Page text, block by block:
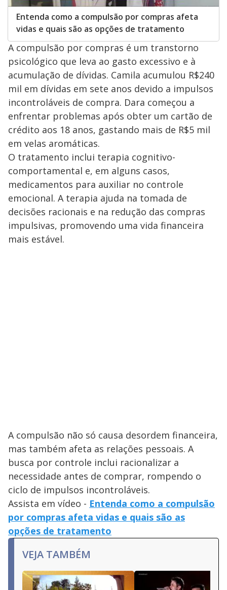
Entenda como a compulsão por compras afeta
vidas e quais são as opções de tratamento
A compulsão por compras é um transtorno
psicológico que leva ao gasto excessivo e à
acumulação de dívidas. Camila acumulou R$240
mil em dívidas em sete anos devido a impulsos
incontroláveis de compra. Dara começou a
enfrentar problemas após obter um cartão de
crédito aos 18 anos, gastando mais de R$5 mil
em velas aromáticas.
O tratamento inclui terapia cognitivo-
comportamental e, em alguns casos,
medicamentos para auxiliar no controle
emocional. A terapia ajuda na tomada de
decisões racionais e na redução das compras
impulsivas, promovendo uma vida financeira
mais estável.
A compulsão não só causa desordem financeira,
mas também afeta as relações pessoais. A
busca por controle inclui racionalizar a
necessidade antes de comprar, rompendo o
ciclo de impulsos incontroláveis.
Assista em vídeo - Entenda como a compulsão
por compras afeta vidas e quais são as
opções de tratamento
VEJA TAMBÉM